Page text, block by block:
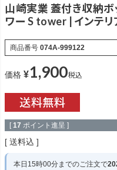
山崎実業 蓋付き収納ボ
ワー S tower | インテリ
商品番号 074A-999122
価格 ¥1,900税込
[ 17 ポイント進呈 ]
送料込
本日 15時00分までのご注文で